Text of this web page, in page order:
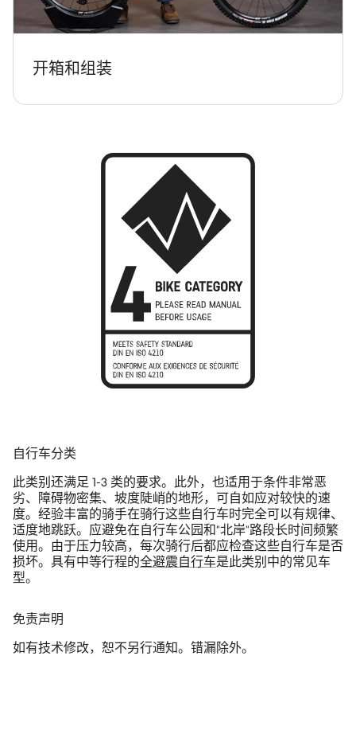
开箱和组装
自行车分类
此类别还满足 1-3 类的要求。此外，也适用于条件非常恶
劣、障碍物密集、坡度陡峭的地形，可自如应对较快的速
度。经验丰富的骑手在骑行这些自行车时完全可以有规律、
适度地跳跃。应避免在自行车公园和“北岸”路段长时间频繁
使用。由于压力较高，每次骑行后都应检查这些自行车是否
损坏。具有中等行程的全避震自行车是此类别中的常见车
型。
免责声明
如有技术修改，恕不另行通知。错漏除外。